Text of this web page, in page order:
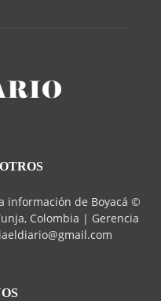
información de Boyacá ©
Colombia | Gerencia